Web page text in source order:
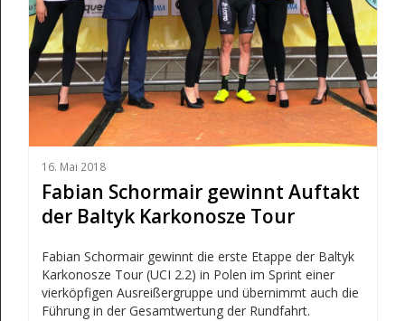
16. Mai 2018
Fabian Schormair gewinnt Auftakt
der Baltyk Karkonosze Tour
Fabian Schormair gewinnt die erste Etappe der Baltyk
Karkonosze Tour (UCI 2.2) in Polen im Sprint einer
vierköpfigen Ausreißergruppe und übernimmt auch die
Führung in der Gesamtwertung der Rundfahrt.